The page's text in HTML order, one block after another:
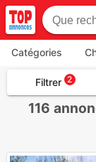
Catégories
Filtrer 2
116